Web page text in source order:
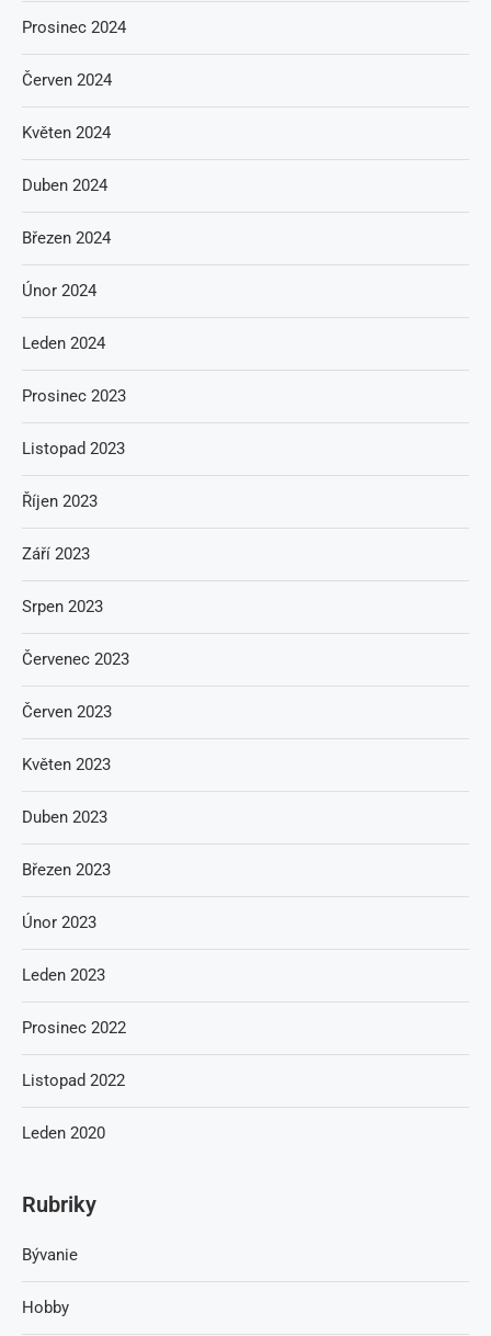
Prosinec 2024
Červen 2024
Květen 2024
Duben 2024
Březen 2024
Únor 2024
Leden 2024
Prosinec 2023
Listopad 2023
Říjen 2023
Září 2023
Srpen 2023
Červenec 2023
Červen 2023
Květen 2023
Duben 2023
Březen 2023
Únor 2023
Leden 2023
Prosinec 2022
Listopad 2022
Leden 2020
Rubriky
Bývanie
Hobby